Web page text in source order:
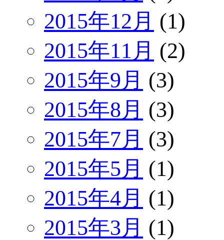
2015年12月 (1)
2015年11月 (2)
2015年9月 (3)
2015年8月 (3)
2015年7月 (3)
2015年5月 (1)
2015年4月 (1)
2015年3月 (1)